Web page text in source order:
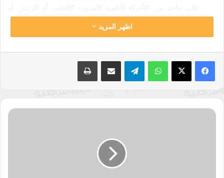
على واحد من الأجزاء النامية للجنين، كالقلب أو الرئتين أو
المتلازمات التي تؤدِّي إلى ظهورعيوب وظيفيَّةللجنين،
ومن أبرز أمثلتها الإصابة بالعمى أو متلازمة داون أو مرض تاي
ساكس.
الجنين في آنٍ واحد.
ما هي إجراءات فحص الجنين للتحقُّق
من الإصابة بالمتلازمات؟
اظهر المزيد
واتساب تيلقرام مشاركة عبر البريد طباعة
حرب